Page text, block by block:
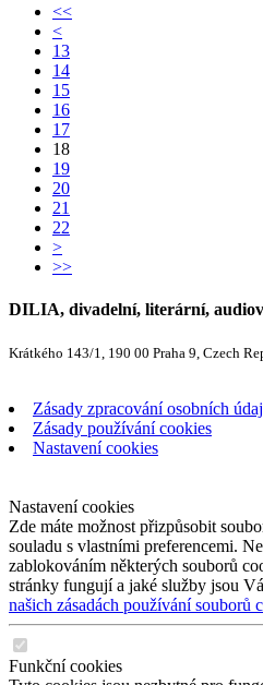
<<
<
13
14
15
16
17
18
19
20
21
22
>
>>
DILIA, divadelní, literární,
Krátkého 143/1, 190 00 Praha 9, Czech
Zásady zpracování osobních
Zásady používání cookies
Nastavení cookies
Nastavení cookies
Zde máte možnost přizpůsobit
souladu s vlastními preferencemi.
zablokováním některých souborů
stránky fungují a jaké služby jsou
našich zásadách používání souborů
Funkční cookies